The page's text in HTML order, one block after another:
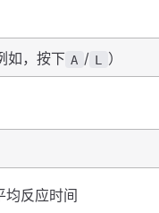
如，按下 A / L ）
反应时间